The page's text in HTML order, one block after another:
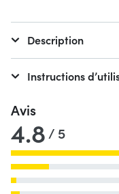
Description
Instructions
Avis
4.8 / 5